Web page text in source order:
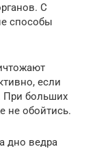
С
способы
если
При больших
не обойтись.
дно ведра